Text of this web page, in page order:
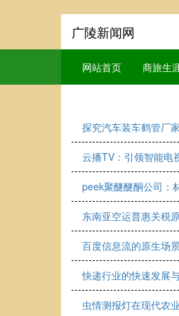
广陵新闻网
网站首页 商旅生
探究汽车装车鹤管厂
云播TV：引领智能电
peek聚醚醚酮公司：
东南亚空运普惠关税
百度信息流的原生场
快递行业的快速发展
虫情测报灯在现代农